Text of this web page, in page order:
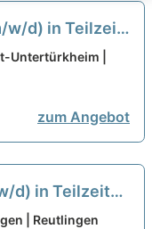
w/d) in Teilzeit
im Team!
Untertürkheim |
zum Angebot
d) in Teilzeit
berufliche
| Reutlingen